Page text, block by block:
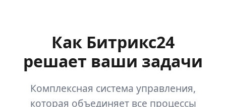
Как Битрикс24
решает ваши задачи
Комплексная система управления,
которая объединяет все процессы